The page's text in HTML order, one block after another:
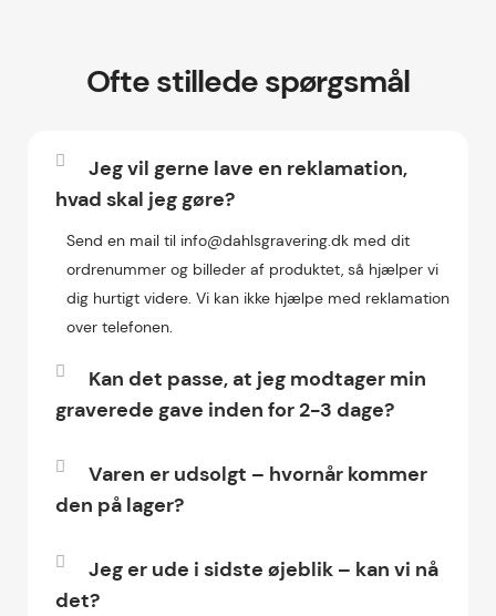
Ofte stillede spørgsmål
Jeg vil gerne lave en reklamation,
hvad skal jeg gøre?
Send en mail til info@dahlsgravering.dk med dit
ordrenummer og billeder af produktet, så hjælper vi
dig hurtigt videre. Vi kan ikke hjælpe med reklamation
over telefonen.
Kan det passe, at jeg modtager min
graverede gave inden for 2-3 dage?
Varen er udsolgt – hvornår kommer
den på lager?
Jeg er ude i sidste øjeblik – kan vi nå
det?